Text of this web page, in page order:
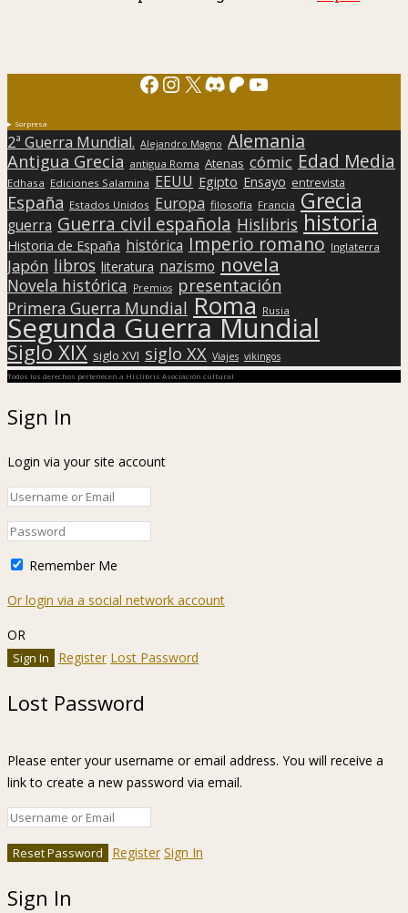
Facebook
Instagram
X Discord
Patreon
YouTube
Sorpresa
2ª Guerra Mundial. Alejandro Magno Alemania
Antigua Grecia antigua Roma Atenas cómic Edad Media
Edhasa Ediciones Salamina EEUU Egipto Ensayo entrevista
España Estados Unidos Europa filosofía Francia Grecia
guerra Guerra civil española Hislibris historia
Historia de España histórica Imperio romano Inglaterra
Japón libros literatura nazismo novela
Novela histórica Premios presentación
Primera Guerra Mundial Roma Rusia
Segunda Guerra Mundial
Siglo XIX siglo XVI siglo XX Viajes vikingos
Todos los derechos pertenecen a Hislibris Asociación cultural
Sign In
Login via your site account
Remember Me
Or login via a social network account
OR
Register Lost Password
Lost Password
Please enter your username or email address. You will receive a
link to create a new password via email.
Register Sign In
Sign In